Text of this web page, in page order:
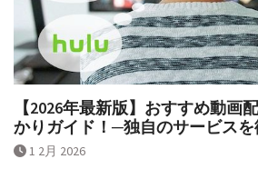
【2026年最新版】おすすめ動画
かりガイド！─独自のサービス
1 2月 2026